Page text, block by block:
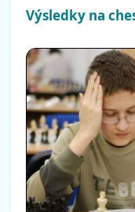
Výsledky na